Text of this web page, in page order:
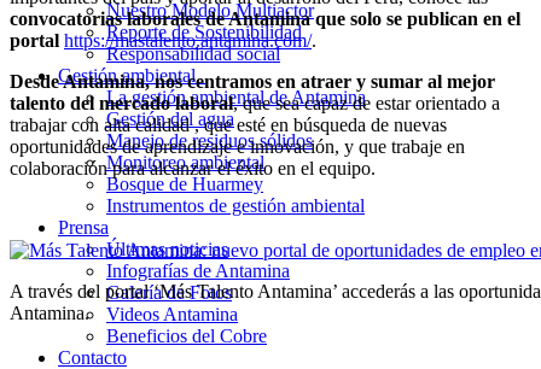
Nuestro Modelo Multiactor
Reporte de Sostenibilidad
Responsabilidad social
Gestión ambiental
La gestión ambiental de Antamina
Gestión del agua
Manejo de residuos sólidos
Monitoreo ambiental
Bosque de Huarmey
Instrumentos de gestión ambiental
Prensa
Últimas noticias
Infografías de Antamina
Galería de Fotos
Videos Antamina
Beneficios del Cobre
Contacto
convocatorias laborales de Antamina que solo se publican en el
portal https://mastalento.antamina.com/.
Desde Antamina, nos centramos en atraer y sumar al mejor
talento del mercado laboral, que sea capaz de estar orientado a
trabajar con alta calidad , que esté en búsqueda de nuevas
oportunidades de aprendizaje e innovación, y que trabaje en
colaboración para alcanzar el éxito en el equipo.
A través del portal ‘Más Talento Antamina’ accederás a las
Antamina.